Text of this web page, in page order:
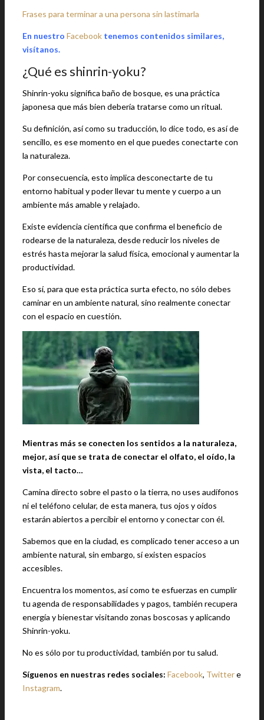
Frases para terminar a una persona sin lastimarla
En nuestro Facebook tenemos contenidos similares,
visítanos.
¿Qué es shinrin-yoku?
Shinrin-yoku significa baño de bosque, es una práctica
japonesa que más bien debería tratarse como un ritual.
Su definición, así como su traducción, lo dice todo, es así de
sencillo, es ese momento en el que puedes conectarte con
la naturaleza.
Por consecuencia, esto implica desconectarte de tu
entorno habitual y poder llevar tu mente y cuerpo a un
ambiente más amable y relajado.
Existe evidencia científica que confirma el beneficio de
rodearse de la naturaleza, desde reducir los niveles de
estrés hasta mejorar la salud física, emocional y aumentar la
productividad.
Eso sí, para que esta práctica surta efecto, no sólo debes
caminar en un ambiente natural, sino realmente conectar
con el espacio en cuestión.
Mientras más se conecten los sentidos a la naturaleza,
mejor, así que se trata de conectar el olfato, el oído, la
vista, el tacto…
Camina directo sobre el pasto o la tierra, no uses audífonos
ni el teléfono celular, de esta manera, tus ojos y oídos
estarán abiertos a percibir el entorno y conectar con él.
Sabemos que en la ciudad, es complicado tener acceso a un
ambiente natural, sin embargo, sí existen espacios
accesibles.
Encuentra los momentos, así como te esfuerzas en cumplir
tu agenda de responsabilidades y pagos, también recupera
energía y bienestar visitando zonas boscosas y aplicando
Shinrin-yoku.
No es sólo por tu productividad, también por tu salud.
Síguenos en nuestras redes sociales: Facebook, Twittere
Instagram.